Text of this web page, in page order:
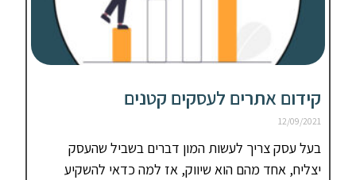
קידום אתרים לעסקים קטנים
12/09/2021
בעל עסק צריך לעשות המון דברים בשביל שהעסק
יצליח, אחד מהם הוא שיווק, אז למה כדאי להשקיע